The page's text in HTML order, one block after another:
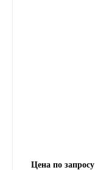
Цена по запросу